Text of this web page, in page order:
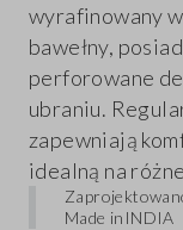
wyrafinowany
bawełny,
perforowane
ubraniu.
zapewniają
idealną na
Made in INDIA